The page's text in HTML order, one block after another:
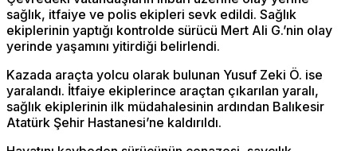
sağlık, itfaiye ve polis ekipleri sevk edildi. Sağlık
ekiplerinin yaptığı kontrolde sürücü Mert Ali G.’nin olay
yerinde yaşamını yitirdiği belirlendi.
Kazada araçta yolcu olarak bulunan Yusuf Zeki Ö. ise
yaralandı. İtfaiye ekiplerince araçtan çıkarılan yaralı,
sağlık ekiplerinin ilk müdahalesinin ardından Balıkesir
Atatürk Şehir Hastanesi’ne kaldırıldı.